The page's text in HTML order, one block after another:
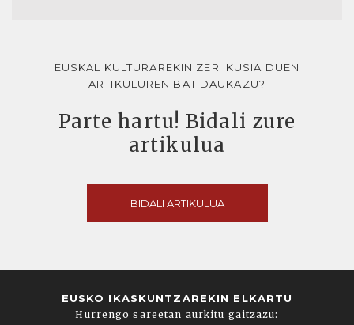
EUSKAL KULTURAREKIN ZER IKUSIA DUEN
ARTIKULUREN BAT DAUKAZU?
Parte hartu! Bidali zure
artikulua
BIDALI ARTIKULUA
EUSKO IKASKUNTZAREKIN ELKARTU
Hurrengo sareetan aurkitu gaitzazu: